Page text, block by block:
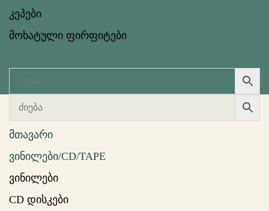
კეპები
მოხატული ფირფიტები
მთავარი
ვინილები/CD/TAPE
ვინილები
CD დისკები